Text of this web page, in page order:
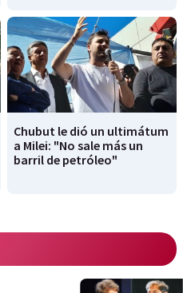
Chubut le dió un ultimátum
a Milei: "No sale más un
barril de petróleo"